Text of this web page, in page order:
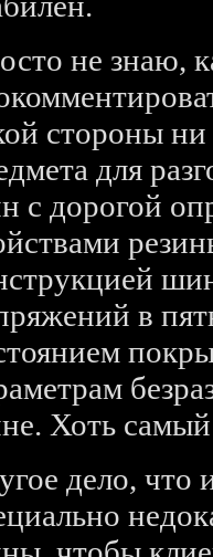
не знаю,
стороны
для
с дорогой
в
Хоть
дело, что